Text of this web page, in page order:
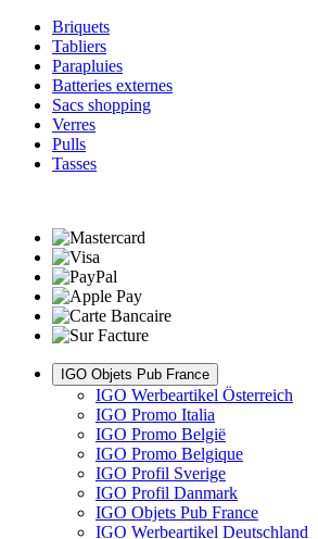
Briquets
Tabliers
Parapluies
Batteries externes
Sacs shopping
Verres
Pulls
Tasses
IGO Objets Pub France
IGO Werbeartikel Österreich
IGO Promo Italia
IGO Promo België
IGO Promo Belgique
IGO Profil Sverige
IGO Profil Danmark
IGO Objets Pub France
IGO Werbeartikel Deutschland